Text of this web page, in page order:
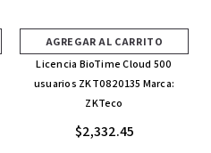
AGREGAR AL CARRITO
Licencia BioTime Cloud 500
usuarios ZKT0820135 Marca:
ZKTeco
$2,332.45